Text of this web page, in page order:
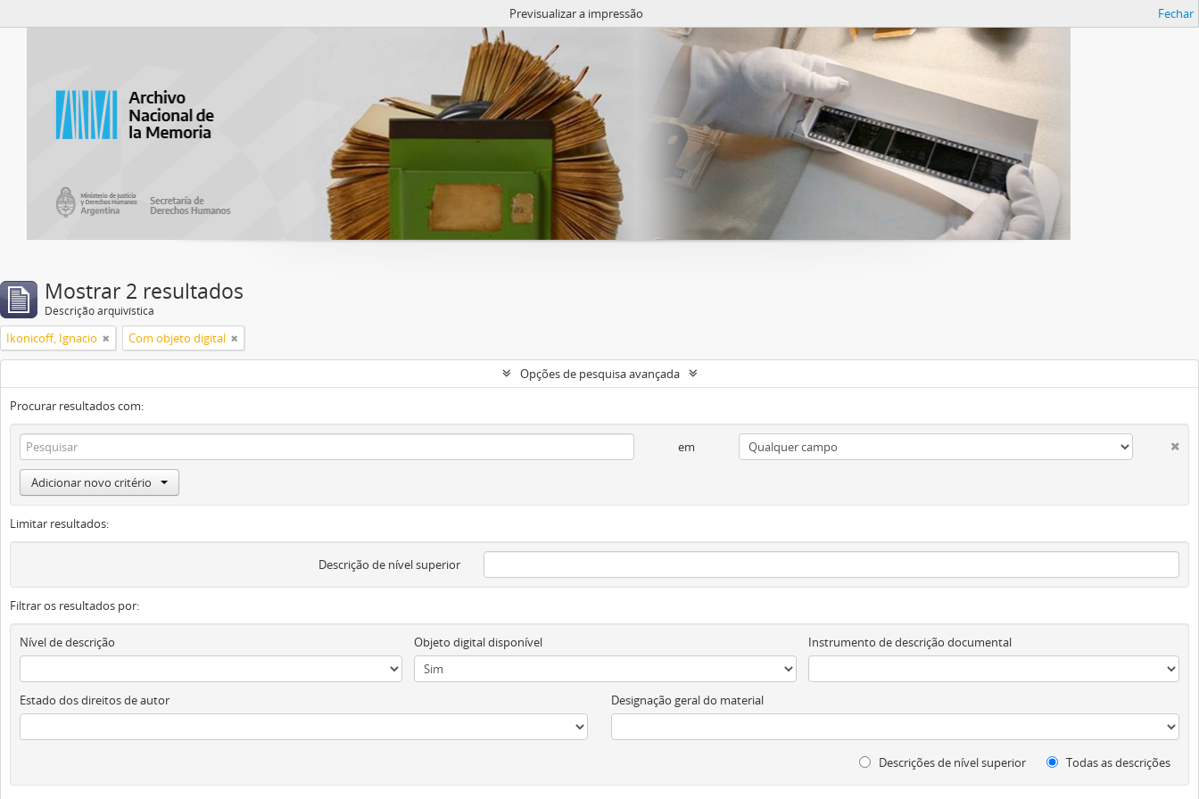
Previsualizar a impressão Fechar
Mostrar 2 resultados
Descrição arquivística
Ikonicoff, Ignacio Com objeto digital
Opções de pesquisa avançada
Procurar resultados com:
em
Adicionar novo critério
Limitar resultados:
Descrição de nível superior
Filtrar os resultados por:
Nível de descrição Objeto digital disponível Instrumento de descrição documental
Estado dos direitos de autor Designação geral do material
Descrições de nível superior Todas as descrições